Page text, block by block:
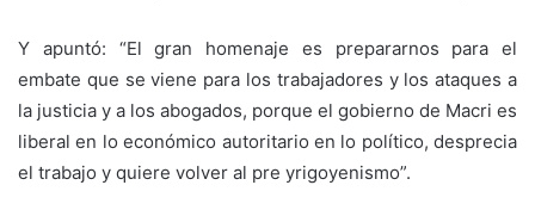
Y apuntó: “El gran homenaje es prepararnos para el
embate que se viene para los trabajadores y los ataques a
la justicia y a los abogados, porque el gobierno de Macri es
liberal en lo económico autoritario en lo político, desprecia
el trabajo y quiere volver al pre yrigoyenismo”.